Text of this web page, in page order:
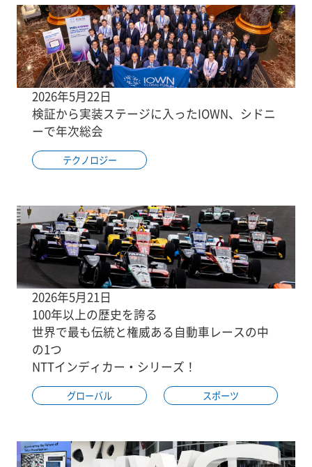
2026年5月22日
検証から実装ステージに入ったIOWN、シドニ
ーで年次総会
テクノロジー
2026年5月21日
100年以上の歴史を誇る
世界で最も伝統と権威ある自動車レースの中
の1つ
NTTインディカー・シリーズ！
グローバル スポーツ